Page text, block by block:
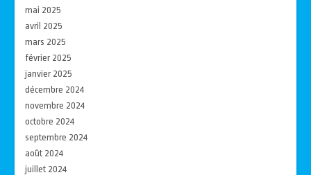
mai 2025
avril 2025
mars 2025
février 2025
janvier 2025
décembre 2024
novembre 2024
octobre 2024
septembre 2024
août 2024
juillet 2024